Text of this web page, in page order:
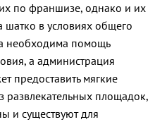
по франшизе, однако и их
в условиях общего
необходима помощь
а администрация
предоставить мягкие
развлекательных площадок,
и существуют для